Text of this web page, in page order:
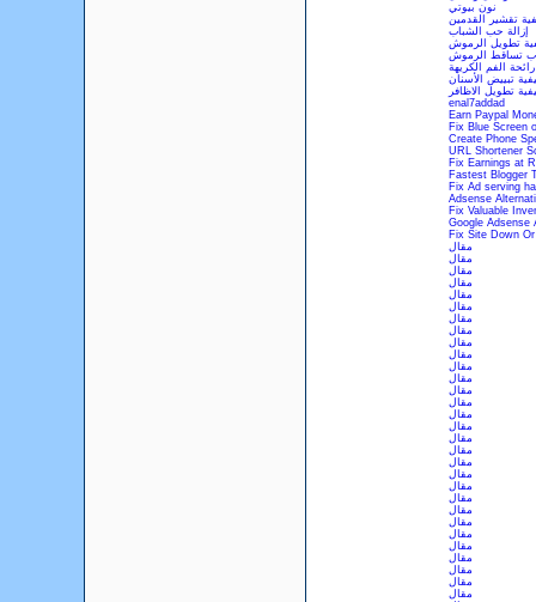
نون بيوتي
تقشير القدمين
إزالة حب الشباب
تطويل الرموش
تساقط الرموش
الفم الكريهة
تبييض الأسنان
تطويل الاظافر
enal7addad
Earn Paypal
Fix Blue Screen
Create Phone
URL Shortener
Fix Earnings at
Fastest Blogger
Fix Ad serving
Adsense
Fix Valuable
Google Adsense
Fix Site Down
مقال
مقال
مقال
مقال
مقال
مقال
مقال
مقال
مقال
مقال
مقال
مقال
مقال
مقال
مقال
مقال
مقال
مقال
مقال
مقال
مقال
مقال
مقال
مقال
مقال
مقال
مقال
مقال
مقال
مقال